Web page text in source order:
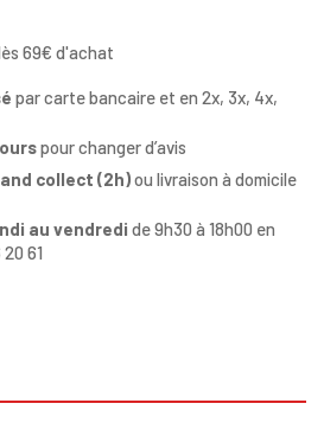
69€ d'achat
par carte bancaire et en 2x, 3x, 4x,
pour changer d’avis
collect (2h)ou livraison à domicile
au vendredi de 9h30 à 18h00 en
61